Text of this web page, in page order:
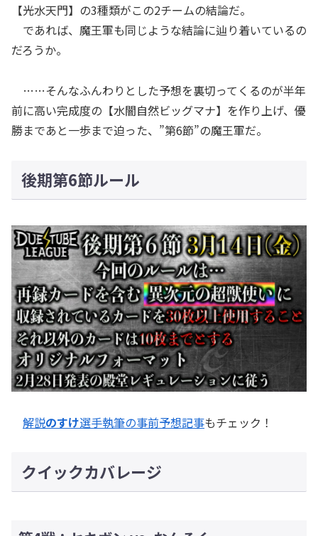
【光水天門】の3種類がこの2チームの結論だ。
であれば、魔王軍も同じような結論に辿り着いているの
だろうか。
……そんなふんわりとした予想を裏切ってくるのが半年
前に高い完成度の【水闇自然ビッグマナ】を作り上げ、優
勝まであと一歩まで迫った、”第6節”の魔王軍だ。
後期第6節ルール
解説のすけ選手執筆の事前予想記事もチェック！
クイックカバレージ